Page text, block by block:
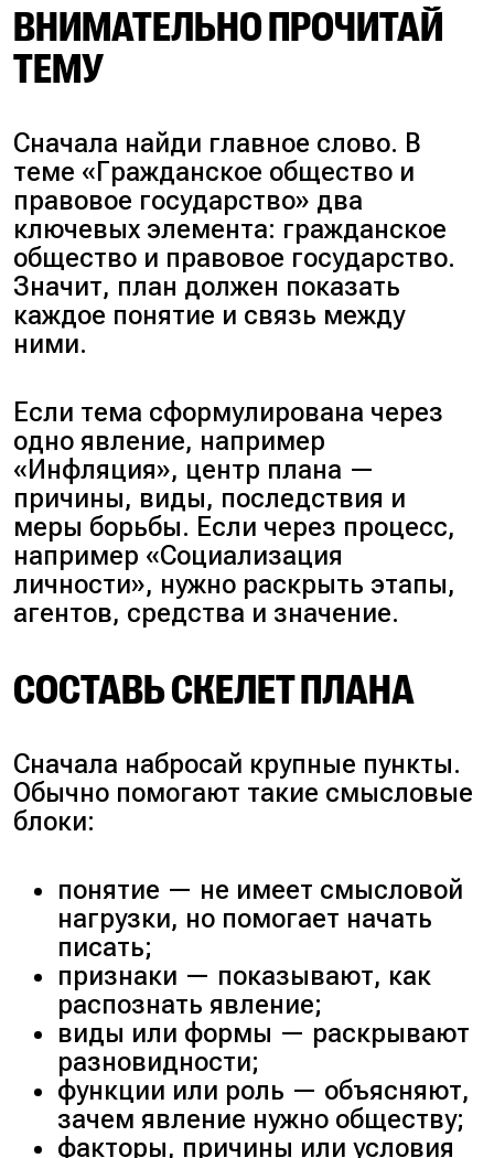
ВНИМАТЕЛЬНО ПРОЧИТАЙ
ТЕМУ
Сначала найди главное слово. В
теме «Гражданское общество и
правовое государство» два
ключевых элемента: гражданское
общество и правовое государство.
Значит, план должен показать
каждое понятие и связь между
ними.
Если тема сформулирована через
одно явление, например
«Инфляция», центр плана —
причины, виды, последствия и
меры борьбы. Если через процесс,
например «Социализация
личности», нужно раскрыть этапы,
агентов, средства и значение.
СОСТАВЬ СКЕЛЕТ ПЛАНА
Сначала набросай крупные пункты.
Обычно помогают такие смысловые
блоки:
понятие — не имеет смысловой
нагрузки, но помогает начать
писать;
признаки — показывают, как
распознать явление;
виды или формы — раскрывают
разновидности;
функции или роль — объясняют,
зачем явление нужно обществу;
факторы, причины или условия